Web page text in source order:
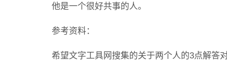
他是一个很好共事的人。
参考资料：
希望文字工具网搜集的关于两个人的3点解答